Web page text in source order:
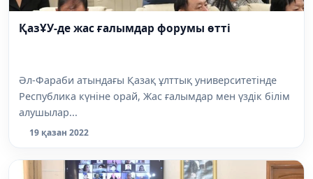
ҚазҰУ-де жас ғалымдар форумы өтті
Әл-Фараби атындағы Қазақ ұлттық университетінде
Республика күніне орай, Жас ғалымдар мен үздік білім
алушылар...
19 қазан 2022